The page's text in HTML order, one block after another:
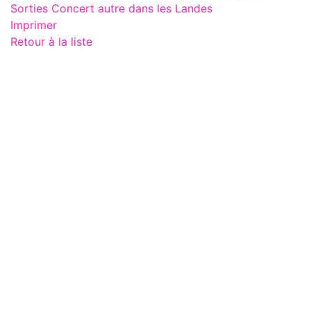
Sorties Concert autre dans les Landes
Imprimer
Retour à la liste